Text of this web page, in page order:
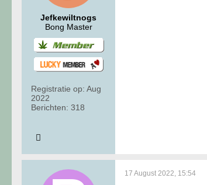
Jefkewiltnogs
Bong Master
Registratie op: Aug
2022
Berichten: 318
17 August 2022, 15:54